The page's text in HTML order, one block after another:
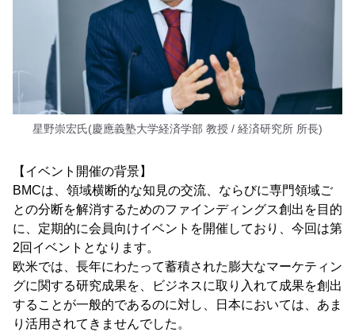
星野崇宏氏(慶應義塾大学経済学部 教授 / 経済研究所 所長)
【イベント開催の背景】
BMCは、領域横断的な知見の交流、ならびに専門領域ご
との分断を解消するためのファインディングス創出を目的
に、定期的に会員向けイベントを開催しており、今回は第
2回イベントとなります。
欧米では、長年にわたって蓄積された膨大なマーケティン
グに関する研究成果を、ビジネスに取り入れて成果を創出
することが一般的であるのに対し、日本においては、あま
り活用されてきませんでした。